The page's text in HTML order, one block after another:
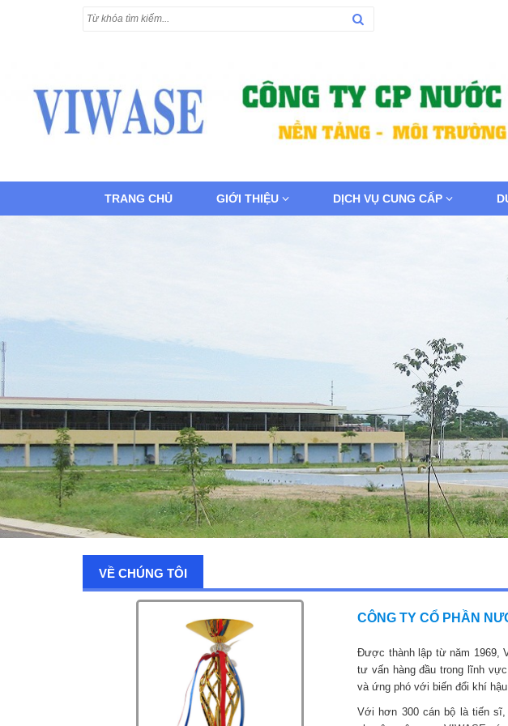
TRANG CHỦ GIỚI THIỆU DỊCH VỤ CUNG CẤP
VỀ CHÚNG TÔI
CÔNG TY CỔ PHẦN
Được thành lập từ năm 1969,
tư vấn hàng đầu trong lĩnh
và ứng phó với biến đổi khí
Với hơn 300 cán bộ là tiến